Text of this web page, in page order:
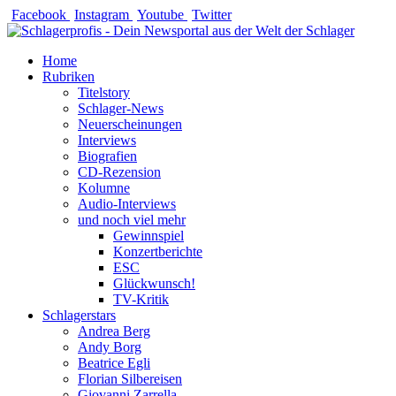
Zum
Inhalt
Facebook Instagram Youtube Twitter
Home
Rubriken
Titelstory
Schlager-News
Neuerscheinungen
Interviews
Biografien
CD-Rezension
Kolumne
Audio-Interviews
und noch viel mehr
Gewinnspiel
Konzertberichte
ESC
Glückwunsch!
TV-Kritik
Schlagerstars
Andrea Berg
Andy Borg
Beatrice Egli
Florian Silbereisen